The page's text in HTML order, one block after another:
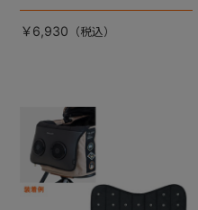
ットカートマット登場！
￥6,930